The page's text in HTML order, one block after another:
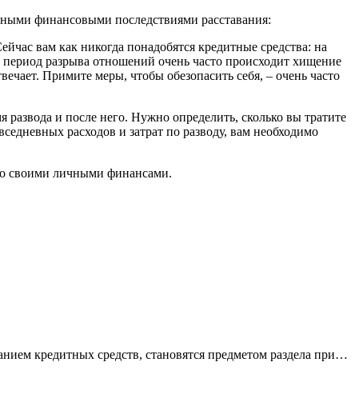
финансовыми последствиями расставания:
вам как никогда понадобятся кредитные средства: на
разрыва отношений очень часто происходит хищение
Примите меры, чтобы обезопасить себя, – очень часто
и после него. Нужно определить, сколько вы тратите
расходов и затрат по разводу, вам необходимо
своими личными финансами.
кредитных средств, становятся предметом раздела при…